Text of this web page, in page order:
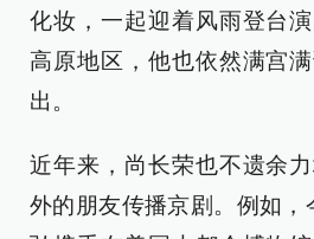
化妆，一起迎着风雨登台
高原地区，他也依然满宫
出。
近年来，尚长荣也不遗余
外的朋友传播京剧。例如，